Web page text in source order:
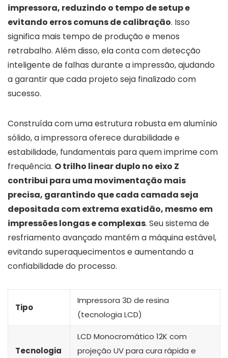
impressora, reduzindo o tempo de setup e
evitando erros comuns de calibração. Isso
significa mais tempo de produção e menos
retrabalho. Além disso, ela conta com detecção
inteligente de falhas durante a impressão, ajudando
a garantir que cada projeto seja finalizado com
sucesso.
Construída com uma estrutura robusta em alumínio
sólido, a impressora oferece durabilidade e
estabilidade, fundamentais para quem imprime com
frequência. O trilho linear duplo no eixo Z
contribui para uma movimentação mais
precisa, garantindo que cada camada seja
depositada com extrema exatidão, mesmo em
impressões longas e complexas. Seu sistema de
resfriamento avançado mantém a máquina estável,
evitando superaquecimentos e aumentando a
confiabilidade do processo.
Tipo
Impressora 3D de resina
(tecnologia LCD)
Tecnologia
LCD Monocromático 12K com
projeção UV para cura rápida e